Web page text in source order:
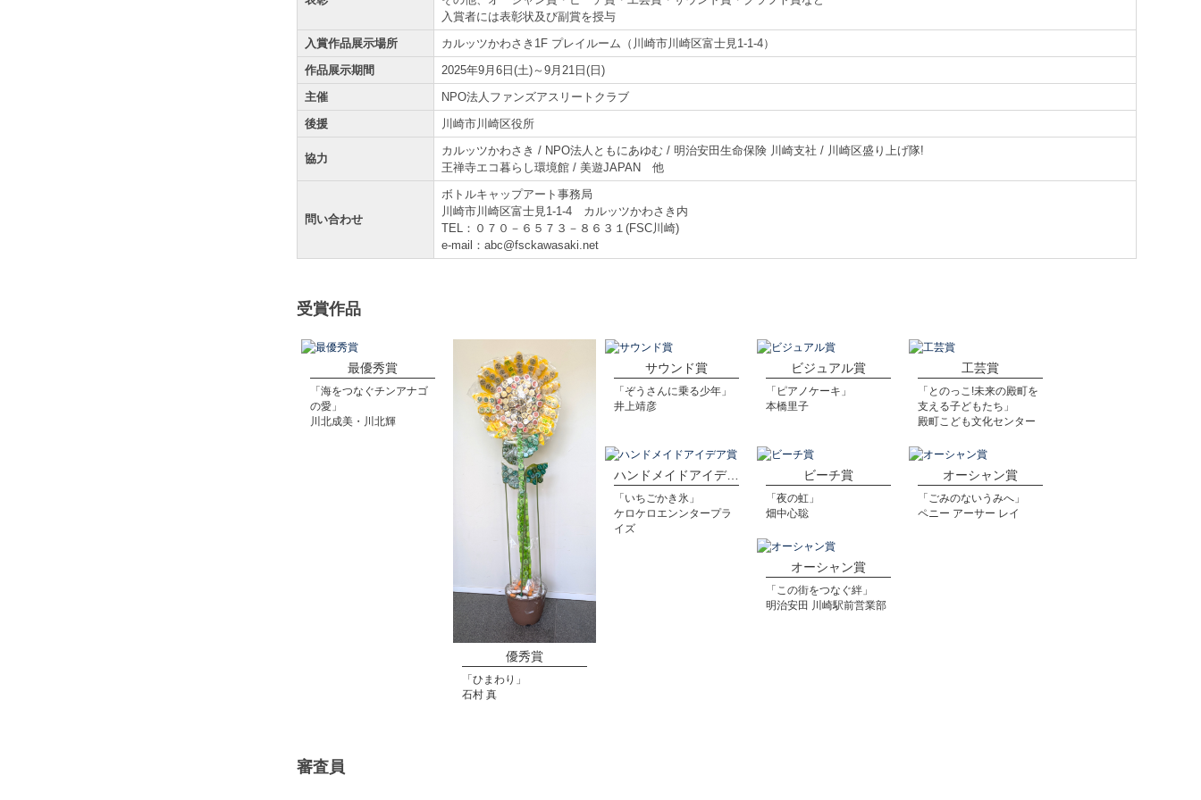
入賞者には表彰状及び副賞を授与
入賞作品展示場所
カルッツかわさき1F プレイルーム（川崎市川崎区富士見1-1-4）
作品展示期間
2025年9月6日(土)～9月21日(日)
主催
NPO法人ファンズアスリートクラブ
後援
川崎市川崎区役所
協力
カルッツかわさき / NPO法人ともにあゆむ / 明治安田生命保険 川崎支社 / 川崎区盛り上げ隊!
王禅寺エコ暮らし環境館 / 美遊JAPAN 他
問い合わせ
ボトルキャップアート事務局
川崎市川崎区富士見1-1-4 カルッツかわさき内
TEL：０７０－６５７３－８６３１(FSC川崎)
e-mail：abc@fsckawasaki.net
受賞作品
最優秀賞
「海をつなぐチンアナゴ
の愛」
川北成美・川北輝
優秀賞
「ひまわり」
石村 真
サウンド賞
「ぞうさんに乗る少年」
井上靖彦
ビジュアル賞
「ピアノケーキ」
本橋里子
工芸賞
「とのっこ!未来の殿町を
支える子どもたち」
殿町こども文化センター
ハンドメイドアイデア賞
「いちごかき氷」
ケロケロエンンタープラ
イズ
ビーチ賞
「夜の虹」
畑中心聡
オーシャン賞
「ごみのないうみへ」
ペニー アーサー レイ
オーシャン賞
「この街をつなぐ絆」
明治安田 川崎駅前営業部
審査員